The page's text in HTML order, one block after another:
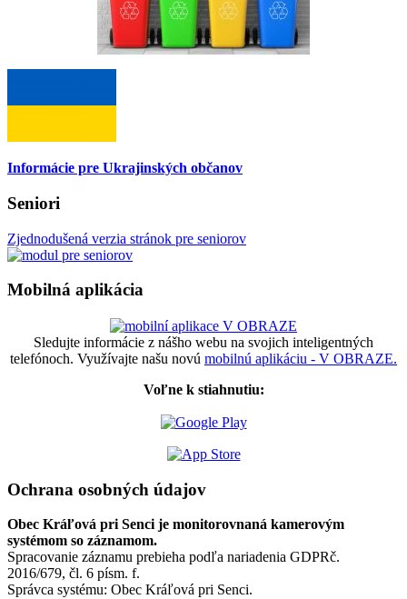
Informácie pre Ukrajinských občanov
Seniori
Zjednodušená verzia stránok pre seniorov
Mobilná aplikácia
Sledujte informácie z nášho webu na svojich inteligentných
telefónoch. Využívajte našu novú mobilnú aplikáciu - V OBRAZE.
Voľne k stiahnutiu:
Ochrana osobných údajov
Obec Kráľová pri Senci je monitorovnaná kamerovým
systémom so záznamom.
Spracovanie záznamu prebieha podľa nariadenia GDPRč.
2016/679, čl. 6 písm. f.
Správca systému: Obec Kráľová pri Senci.